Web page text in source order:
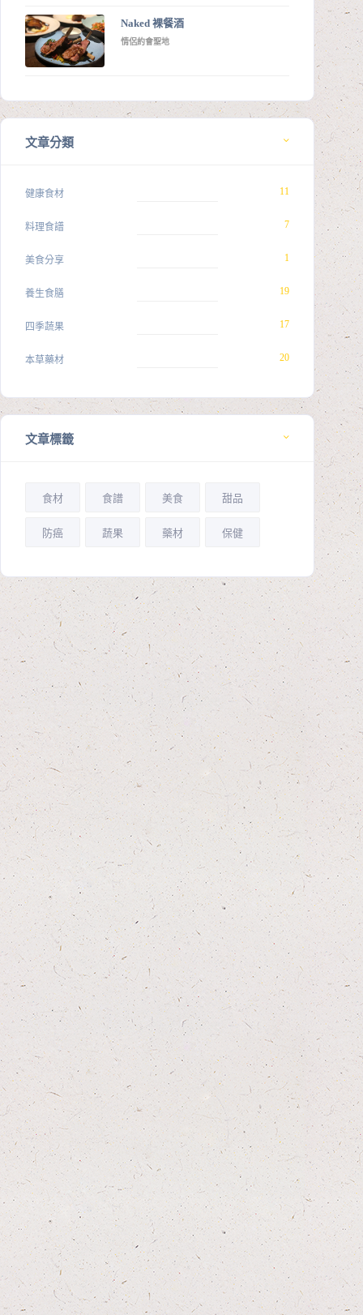
Naked 裸餐酒
情侶約會聖地
文章分類
健康食材 11
料理食譜 7
美食分享 1
養生食膳 19
四季蔬果 17
本草藥材 20
文章標籤
食材 食譜 美食 甜品
防癌 蔬果 藥材 保健